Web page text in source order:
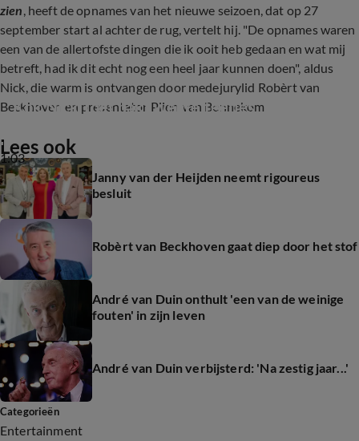
zien, heeft de opnames van het nieuwe seizoen, dat op 27
september start al achter de rug, vertelt hij. "De opnames waren
een van de allertofste dingen die ik ooit heb gedaan en wat mij
betreft, had ik dit echt nog een heel jaar kunnen doen", aldus
Nick, die warm is ontvangen door medejurylid Robèrt van
Beckhoven en presentator Plien van Bennekom
1:03
Kok Nick Toet bakt wentelteefjes
Lees ook
Janny van der Heijden neemt rigoureus
besluit
Robèrt van Beckhoven gaat diep door het stof
André van Duin onthult 'een van de weinige
fouten' in zijn leven
André van Duin verbijsterd: 'Na zestig jaar...'
Categorieën
Entertainment